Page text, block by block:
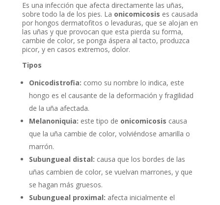
Es una infección que afecta directamente las uñas,
sobre todo la de los pies. La onicomicosis es causada
por hongos dermatofitos o levaduras, que se alojan en
las uñas y que provocan que esta pierda su forma,
cambie de color, se ponga áspera al tacto, produzca
picor, y en casos extremos, dolor.
Tipos
Onicodistrofia: como su nombre lo indica, este
hongo es el causante de la deformación y fragilidad
de la uña afectada.
Melanoniquia: este tipo de onicomicosis causa
que la uña cambie de color, volviéndose amarilla o
marrón.
Subungueal distal: causa que los bordes de las
uñas cambien de color, se vuelvan marrones, y que
se hagan más gruesos.
Subungueal proximal: afecta inicialmente el